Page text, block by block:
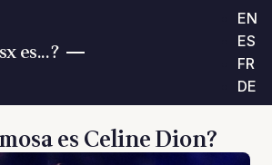
es...?
EN
ES
FR
DE
es Celine Dion?